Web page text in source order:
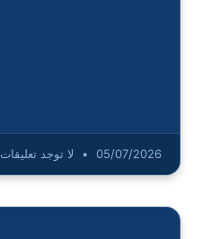
05/07/2026 لا توجد تعليقات